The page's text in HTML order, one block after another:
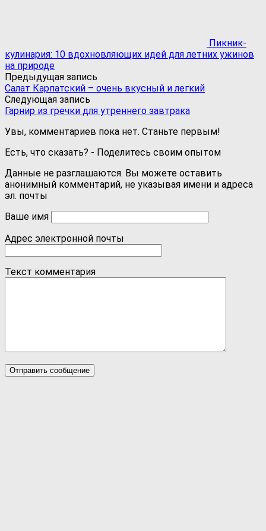
Пикник-
кулинария: 10 вдохновляющих идей для летних ужинов
на природе
Предыдущая запись
Салат Карпатский – очень вкусный и легкий
Следующая запись
Гарнир из гречки для утреннего завтрака
Увы, комментариев пока нет. Станьте первым!
Есть, что сказать? - Поделитесь своим опытом
Данные не разглашаются. Вы можете оставить
анонимный комментарий, не указывая имени и адреса
эл. почты
Ваше имя
Адрес электронной почты
Текст комментария